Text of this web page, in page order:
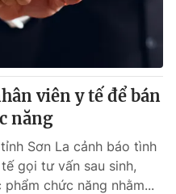
viên y tế để bán
năng
Sơn La cảnh báo tình
gọi tư vấn sau sinh,
chức năng nhằm...